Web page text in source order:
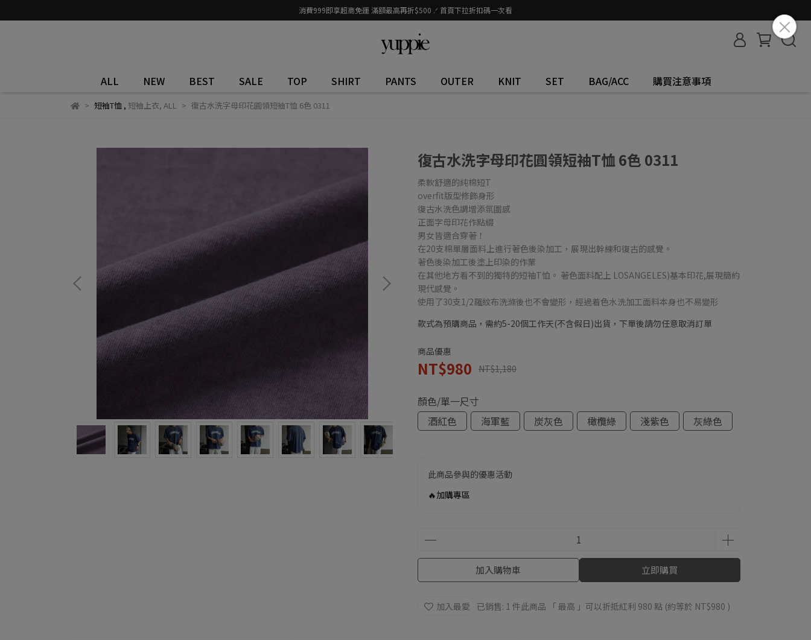
消費999即享超商免運 滿額最高再折$500 .ᐟ 首頁下拉折扣碼一次看
ALL NEW BEST SALE TOP SHIRT PANTS OUTER KNIT SET BAG/ACC 購買注意事項
短袖T恤, 短袖上衣, ALL 復古水洗字母印花圓領短袖T恤 6色 0311
復古水洗字母印花圓領短袖T恤 6色 0311
柔軟舒適的純棉短T
overfit版型修飾身形
復古水洗色調增添氛圍感
正面字母印花作點綴
男女皆適合穿著！
在20支棉單層面料上進行著色後染加工，展現出幹練和復古的感覺。
著色後染加工後塗上印染的作業
在其他地方看不到的獨特的短袖T恤。 著色面料配上 LOSANGELES)基本印花,展現簡約
現代感覺。
使用了30支1/2羅紋布洗滌後也不會變形，經過着色水洗加工面料本身也不易變形
款式為預購商品，需約5-20個工作天(不含假日)出貨，下單後請勿任意取消訂單
商品優惠
NT$980 NT$1,180
顏色/單一尺寸
酒紅色
海軍藍 炭灰色 橄欖綠 淺紫色 灰綠色
此商品參與的優惠活動
🔥加購專區
加入購物車 立即購買
加入最愛 已銷售: 1 件此商品 「 最高 」可以折抵紅利 980 點 (約等於 NT$980 )